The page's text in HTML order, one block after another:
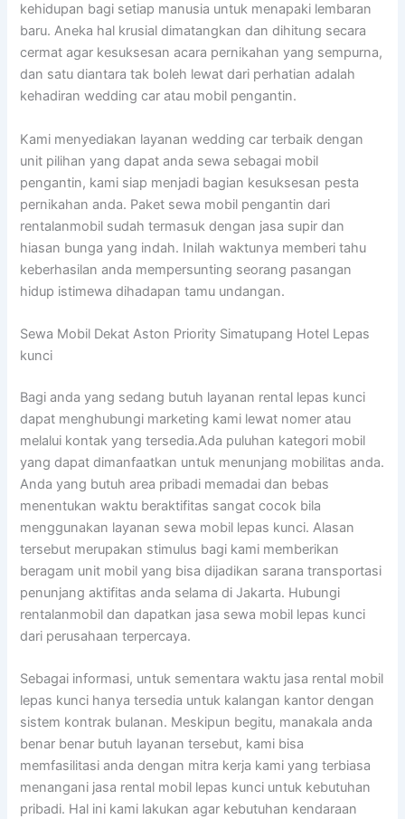
kehidupan bagi setiap manusia untuk menapaki lembaran
baru. Aneka hal krusial dimatangkan dan dihitung secara
cermat agar kesuksesan acara pernikahan yang sempurna,
dan satu diantara tak boleh lewat dari perhatian adalah
kehadiran wedding car atau mobil pengantin.
Kami menyediakan layanan wedding car terbaik dengan
unit pilihan yang dapat anda sewa sebagai mobil
pengantin, kami siap menjadi bagian kesuksesan pesta
pernikahan anda. Paket sewa mobil pengantin dari
rentalanmobil sudah termasuk dengan jasa supir dan
hiasan bunga yang indah. Inilah waktunya memberi tahu
keberhasilan anda mempersunting seorang pasangan
hidup istimewa dihadapan tamu undangan.
Sewa Mobil Dekat Aston Priority Simatupang Hotel Lepas
kunci
Bagi anda yang sedang butuh layanan rental lepas kunci
dapat menghubungi marketing kami lewat nomer atau
melalui kontak yang tersedia.Ada puluhan kategori mobil
yang dapat dimanfaatkan untuk menunjang mobilitas anda.
Anda yang butuh area pribadi memadai dan bebas
menentukan waktu beraktifitas sangat cocok bila
menggunakan layanan sewa mobil lepas kunci. Alasan
tersebut merupakan stimulus bagi kami memberikan
beragam unit mobil yang bisa dijadikan sarana transportasi
penunjang aktifitas anda selama di Jakarta. Hubungi
rentalanmobil dan dapatkan jasa sewa mobil lepas kunci
dari perusahaan terpercaya.
Sebagai informasi, untuk sementara waktu jasa rental mobil
lepas kunci hanya tersedia untuk kalangan kantor dengan
sistem kontrak bulanan. Meskipun begitu, manakala anda
benar benar butuh layanan tersebut, kami bisa
memfasilitasi anda dengan mitra kerja kami yang terbiasa
menangani jasa rental mobil lepas kunci untuk kebutuhan
pribadi. Hal ini kami lakukan agar kebutuhan kendaraan